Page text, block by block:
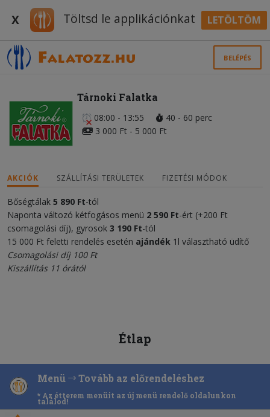
X Töltsd le applikációnkat LETÖLTÖM
BELÉPÉS
Tárnoki Falatka
08:00 - 13:55
40 - 60 perc
3 000 Ft - 5 000 Ft
AKCIÓK SZÁLLÍTÁSI TERÜLETEK FIZETÉSI MÓDOK
Bőségtálak 5 890 Ft-tól
Naponta változó kétfogásos menü 2 590 Ft-ért (+200 Ft
csomagolási díj), gyrosok 3 190 Ft-tól
15 000 Ft feletti rendelés esetén ajándék 1l választható üdítő
Csomagolási díj 100 Ft
Kiszállítás 11 órától
Étlap
Menü Tovább az előrendeléshez
* Az étterem menüit az új menü rendelő oldalunkon
találod!